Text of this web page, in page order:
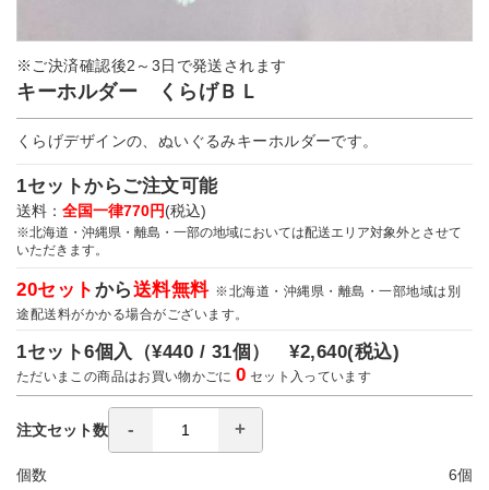
※ご決済確認後2～3日で発送されます
キーホルダー くらげＢＬ
くらげデザインの、ぬいぐるみキーホルダーです。
1セットからご注文可能
送料： 全国一律770円(税込)
※北海道・沖縄県・離島・一部の地域においては配送エリア対象外とさせて
いただきます。
20セット から送料無料 ※北海道・沖縄県・離島・一部地域は別
途配送料がかかる場合がございます。
1セット6個入（¥440 / 31個）¥2,640(税込)
ただいまこの商品はお買い物かごに0 セット入っています
注文セット数
個数 6個